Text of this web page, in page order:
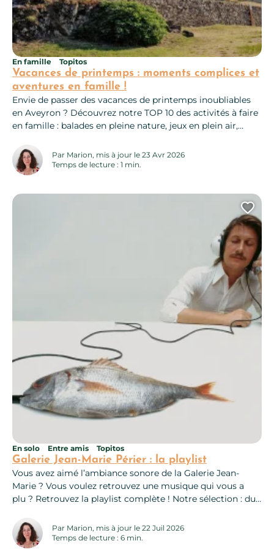
Vacances de printemps : moments complices et
aventures en famille !
En famille Topitos
Envie de passer des vacances de printemps inoubliables
en Aveyron ? Découvrez notre TOP 10 des activités à faire
en famille : balades en pleine nature, jeux en plein air,
quoi créer des souvenirs magiques ensemble ! 10 idées
d’activités famille pour les vacances
Par Marion, mis à jour le 23 Avr 2026
Temps de lecture : 1 min.
Galerie Jean-Marie Périer : la playlist
En solo Entre amis Topitos
Vous avez aimé l’ambiance sonore de la Galerie Jean-
Marie ? Vous voulez retrouvez une musique qui vous a
plu ? Retrouvez la playlist complète ! Notre sélection : du
interprétées par les artistes photographiés par Jean-Marie
Périer. L’équipe vous a sélectionné un top 10 des titres
Par Marion, mis à jour le 22 Juil 2026
Temps de lecture : 6 min.